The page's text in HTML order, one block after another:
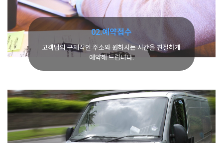
02.예약접수
고객님의 구체적인 주소와 원하시는 시간을 친절하게
예약해 드립니다.